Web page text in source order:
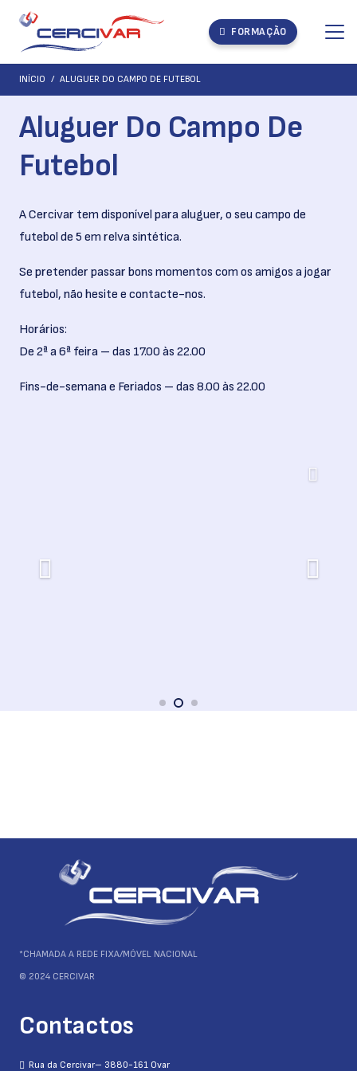
FORMAÇÃO
INÍCIO / ALUGUER DO CAMPO DE FUTEBOL
Aluguer Do Campo De
Futebol
A Cercivar tem disponível para aluguer, o seu campo de
futebol de 5 em relva sintética.
Se pretender passar bons momentos com os amigos a jogar
futebol, não hesite e contacte-nos.
Horários:
De 2ª a 6ª feira – das 17.00 às 22.00
Fins-de-semana e Feriados – das 8.00 às 22.00
*CHAMADA A REDE FIXA/MÓVEL NACIONAL
© 2024 CERCIVAR
Contactos
Rua da Cercivar– 3880-161 Ovar